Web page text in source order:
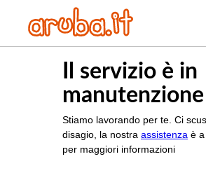
Il servizio è in
manutenzione
Stiamo lavorando per te. Ci
disagio, la nostra assistenza è
per maggiori informazioni